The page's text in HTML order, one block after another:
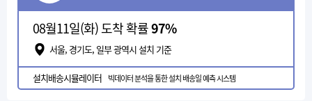
08월11일(화) 도착 확률97%
서울, 경기도, 일부 광역시 설치 기준
설치배송시뮬레이터 빅데이터 분석을 통한 설치 배송일 예측 시스템